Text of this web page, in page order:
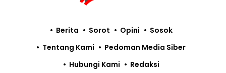
Berita Sorot Opini
Sosok
Tentang Kami
Pedoman Media Siber
Hubungi Kami
Redaksi